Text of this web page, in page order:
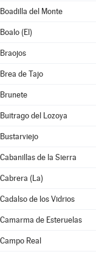
Boadilla del Monte
Boalo (El)
Braojos
Brea de Tajo
Brunete
Buitrago del Lozoya
Bustarviejo
Cabanillas de la Sierra
Cabrera (La)
Cadalso de los Vidrios
Camarma de Esteruelas
Campo Real